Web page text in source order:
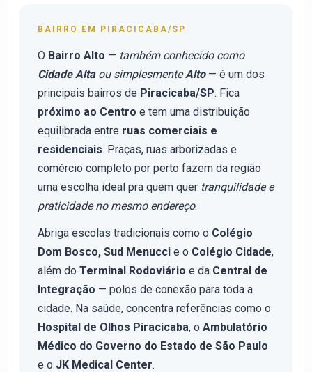
BAIRRO EM PIRACICABA/SP
O Bairro Alto — também conhecido como
Cidade Altaou simplesmenteAlto— é um dos
principais bairros de Piracicaba/SP. Fica
próximo ao Centro e tem uma distribuição
equilibrada entre ruas comerciais e
residenciais. Praças, ruas arborizadas e
comércio completo por perto fazem da região
uma escolha ideal pra quem quer tranquilidade e
praticidade no mesmo endereço.
Abriga escolas tradicionais como o Colégio
Dom Bosco, Sud Menucci e o Colégio Cidade,
além do Terminal Rodoviário e da Central de
Integração — polos de conexão para toda a
cidade. Na saúde, concentra referências como o
Hospital de Olhos Piracicaba, o Ambulatório
Médico do Governo do Estado de São Paulo
e o JK Medical Center.